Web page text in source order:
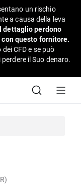
un rischio
a causa della leva
dettaglio perdono
questo fornitore.
CFD e se può
il Suo denaro.